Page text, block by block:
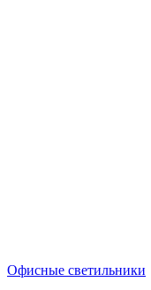
Офисные светильники